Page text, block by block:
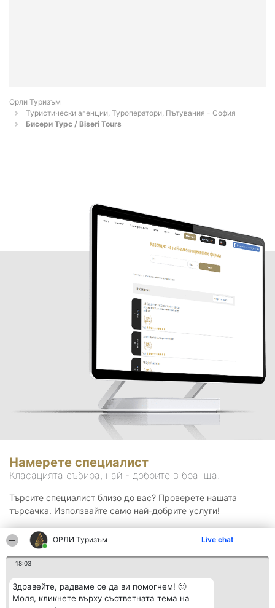
ОРЛИ Туризъм Live chat
18:03
Здравейте, радваме се да ви помогнем! 🙂
Моля, кликнете върху съответната тема на
Орли Туризъм
Туристически агенции, Туроператори, Пътувания - София
Бисери Турс / Biseri Tours
Намерете специалист
Класацията събира, най - добрите в бранша.
Търсите специалист близо до вас? Проверете нашата
търсачка. Използвайте само най-добрите услуги!